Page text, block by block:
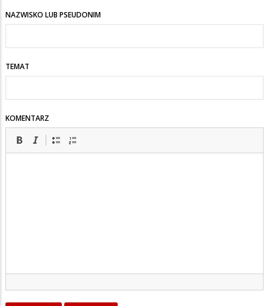
NAZWISKO LUB PSEUDONIM
TEMAT
KOMENTARZ